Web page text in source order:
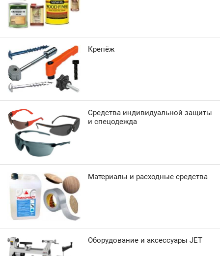
Крепёж
Средства индивидуальной защиты
и спецодежда
Материалы и расходные средства
Оборудование и аксессуары JET